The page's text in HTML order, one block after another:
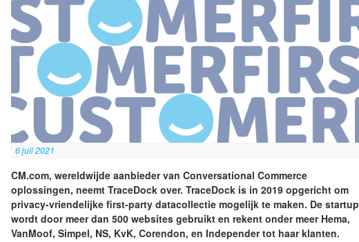
6 juli 2021
CM.com, wereldwijde aanbieder van Conversational Commerce
oplossingen, neemt TraceDock over. TraceDock is in 2019 opgericht om
privacy-vriendelijke first-party datacollectie mogelijk te maken. De startup
wordt door meer dan 500 websites gebruikt en rekent onder meer Hema,
VanMoof, Simpel, NS, KvK, Corendon, en Independer tot haar klanten.